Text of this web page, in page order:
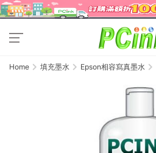
Home 填充墨水 Epson相容寫真墨水